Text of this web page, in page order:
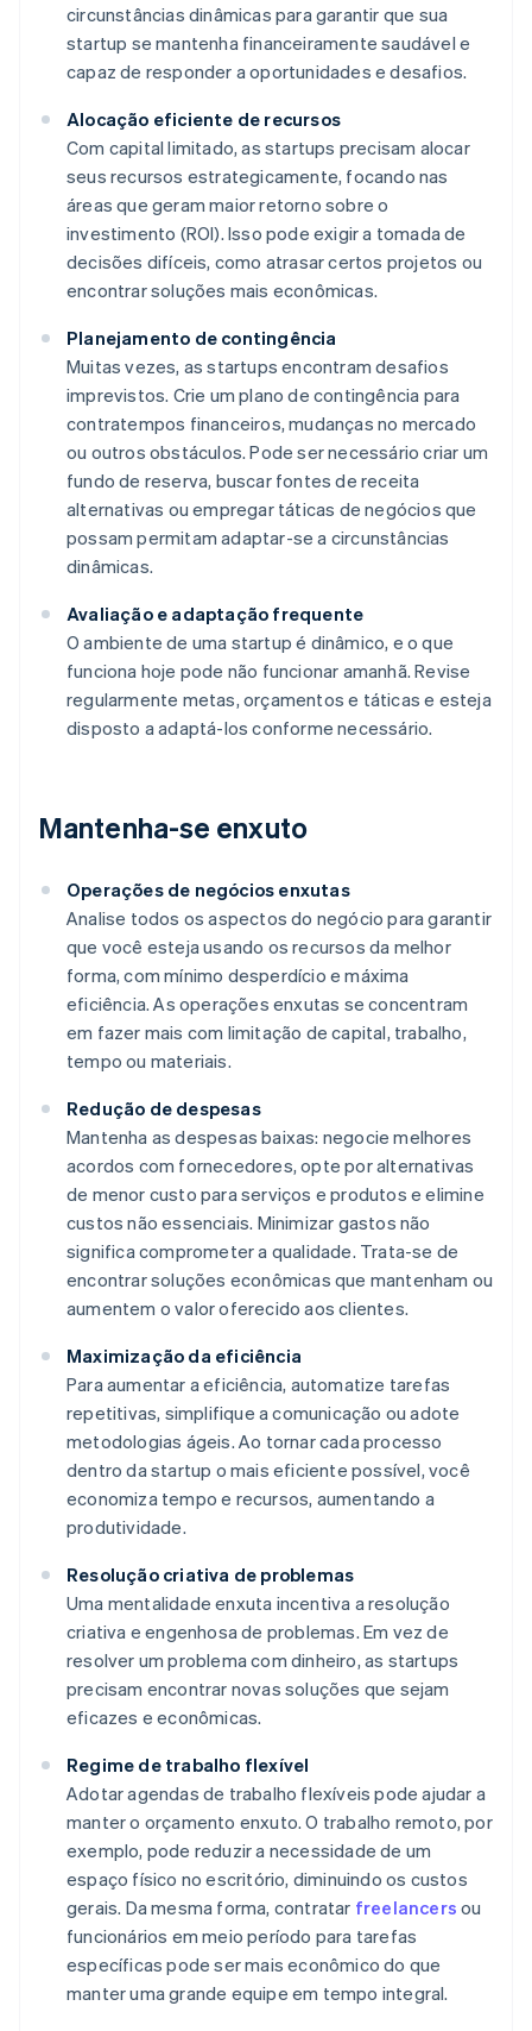
circunstâncias dinâmicas para garantir que sua
startup se mantenha financeiramente saudável e
capaz de responder a oportunidades e desafios.
Alocação eficiente de recursos
Com capital limitado, as startups precisam alocar
seus recursos estrategicamente, focando nas
áreas que geram maior retorno sobre o
investimento (ROI). Isso pode exigir a tomada de
decisões difíceis, como atrasar certos projetos ou
encontrar soluções mais econômicas.
Planejamento de contingência
Muitas vezes, as startups encontram desafios
imprevistos. Crie um plano de contingência para
contratempos financeiros, mudanças no mercado
ou outros obstáculos. Pode ser necessário criar um
fundo de reserva, buscar fontes de receita
alternativas ou empregar táticas de negócios que
possam permitam adaptar-se a circunstâncias
dinâmicas.
Avaliação e adaptação frequente
O ambiente de uma startup é dinâmico, e o que
funciona hoje pode não funcionar amanhã. Revise
regularmente metas, orçamentos e táticas e esteja
disposto a adaptá-los conforme necessário.
Mantenha-se enxuto
Operações de negócios enxutas
Analise todos os aspectos do negócio para garantir
que você esteja usando os recursos da melhor
forma, com mínimo desperdício e máxima
eficiência. As operações enxutas se concentram
em fazer mais com limitação de capital, trabalho,
tempo ou materiais.
Redução de despesas
Mantenha as despesas baixas: negocie melhores
acordos com fornecedores, opte por alternativas
de menor custo para serviços e produtos e elimine
custos não essenciais. Minimizar gastos não
significa comprometer a qualidade. Trata-se de
encontrar soluções econômicas que mantenham ou
aumentem o valor oferecido aos clientes.
Maximização da eficiência
Para aumentar a eficiência, automatize tarefas
repetitivas, simplifique a comunicação ou adote
metodologias ágeis. Ao tornar cada processo
dentro da startup o mais eficiente possível, você
economiza tempo e recursos, aumentando a
produtividade.
Resolução criativa de problemas
Uma mentalidade enxuta incentiva a resolução
criativa e engenhosa de problemas. Em vez de
resolver um problema com dinheiro, as startups
precisam encontrar novas soluções que sejam
eficazes e econômicas.
Regime de trabalho flexível
Adotar agendas de trabalho flexíveis pode ajudar a
manter o orçamento enxuto. O trabalho remoto, por
exemplo, pode reduzir a necessidade de um
espaço físico no escritório, diminuindo os custos
gerais. Da mesma forma, contratar freelancers ou
funcionários em meio período para tarefas
específicas pode ser mais econômico do que
manter uma grande equipe em tempo integral.